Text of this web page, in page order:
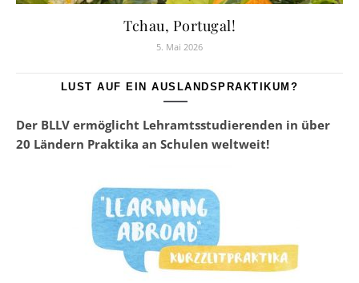
Tchau, Portugal!
5. Mai 2026
LUST AUF EIN AUSLANDSPRAKTIKUM?
Der BLLV ermöglicht Lehramtsstudierenden in über
20 Ländern Praktika an Schulen weltweit!